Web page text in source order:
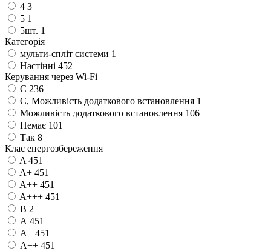
4 3
5 1
5шт. 1
Категорія
мульти-спліт системи 1
Настінні 452
Керування через Wi-Fi
Є 236
Є, Можливість додаткового встановлення 1
Можливість додаткового встановлення 106
Немає 101
Так 8
Клас енергозбереження
A 451
A+ 451
A++ 451
A+++ 451
B 2
А 451
А+ 451
А++ 451